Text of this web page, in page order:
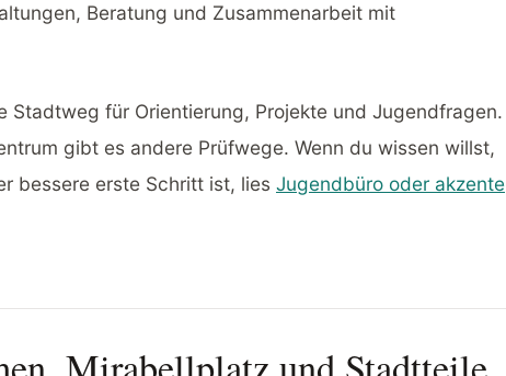
Beratung und Zusammenarbeit mit
Stadtweg für Orientierung, Projekte und Jugendfragen.
gibt es andere Prüfwege. Wenn du wissen willst,
bessere erste Schritt ist, lies Jugendbüro oder akzente